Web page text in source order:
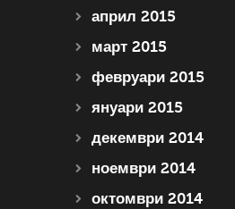
април 2015
март 2015
февруари 2015
януари 2015
декември 2014
ноември 2014
октомври 2014